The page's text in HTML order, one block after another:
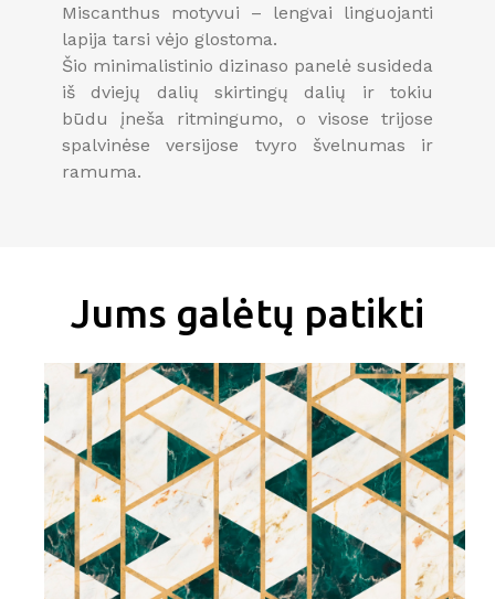
Miscanthus motyvui – lengvai linguojanti
lapija tarsi vėjo glostoma.
Šio minimalistinio dizinaso panelė susideda
iš dviejų dalių skirtingų dalių ir tokiu
būdu įneša ritmingumo, o visose trijose
spalvinėse versijose tvyro švelnumas ir
ramuma.
Jums galėtų patikti